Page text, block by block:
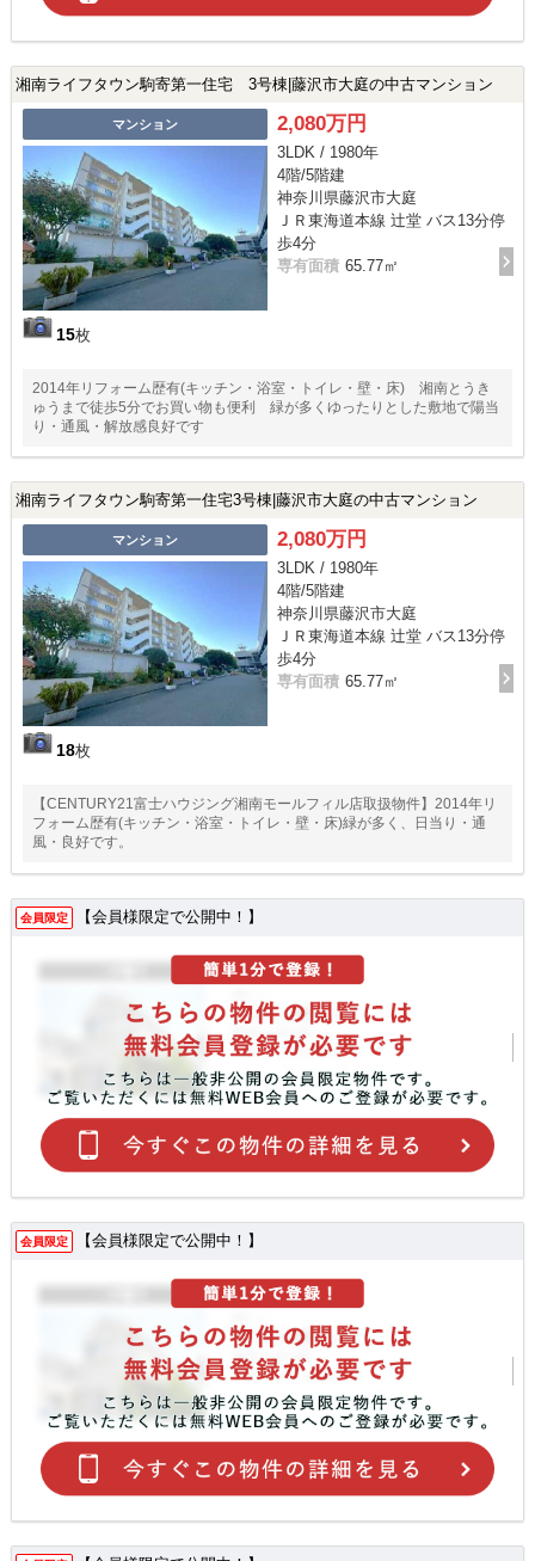
湘南ライフタウン駒寄第一住宅 3号棟|藤沢市大庭の中古マンション
マンション
15枚
2,080万円
3LDK / 1980年
4階/5階建
神奈川県藤沢市大庭
ＪＲ東海道本線 辻堂 バス13分停
歩4分
専有面積 65.77㎡
2014年リフォーム歴有(キッチン・浴室・トイレ・壁・床) 湘南とうき
ゅうまで徒歩5分でお買い物も便利 緑が多くゆったりとした敷地で陽当
り・通風・解放感良好です
湘南ライフタウン駒寄第一住宅3号棟|藤沢市大庭の中古マンション
マンション
18枚
2,080万円
3LDK / 1980年
4階/5階建
神奈川県藤沢市大庭
ＪＲ東海道本線 辻堂 バス13分停
歩4分
専有面積 65.77㎡
【CENTURY21富士ハウジング湘南モールフィル店取扱物件】2014年リ
フォーム歴有(キッチン・浴室・トイレ・壁・床)緑が多く、日当り・通
風・良好です。
会員限定 【会員様限定で公開中！】
会員限定 【会員様限定で公開中！】